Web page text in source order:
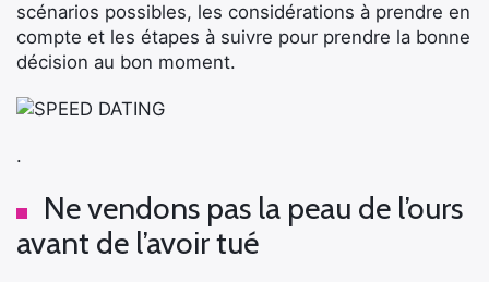
scénarios possibles, les considérations à prendre en
compte et les étapes à suivre pour prendre la bonne
décision au bon moment.
.
Ne vendons pas la peau de l’ours
avant de l’avoir tué